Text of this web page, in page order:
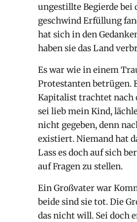
ungestillte Begierde bei
geschwind Erfüllung
hat sich in den
haben sie das Land
Es war wie in einem
Protestanten betrügen.
Kapitalist trachtet nach
sei lieb mein Kind,
nicht gegeben, denn
existiert. Niemand hat
Lass es doch auf sich
auf Fragen zu stellen.
Ein Großvater war
beide sind sie tot. Die
das nicht will. Sei doch